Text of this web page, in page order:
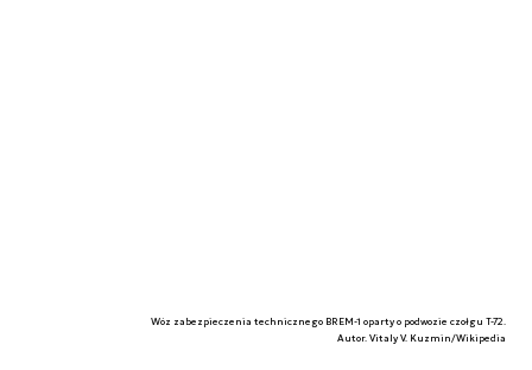
Wóz zabezpieczenia technicznego BREM-1 oparty o podwozie czołgu T-72.
Autor. Vitaly V. Kuzmin/Wikipedia